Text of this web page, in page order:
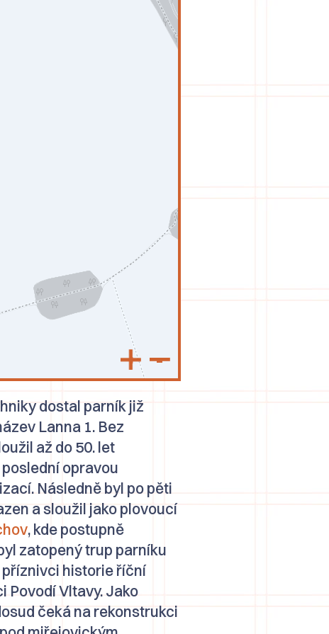
+ –
dostal parník již
Lanna 1. Bez
až do 50. let
opravou
Následně byl po pěti
a sloužil jako plovoucí
, kde postupně
zatopený trup parníku
historie říční
Povodí Vltavy. Jako
čeká na rekonstrukci